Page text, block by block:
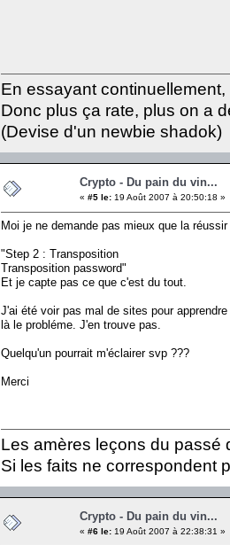
En essayant
Donc plus ça rate, plus on a
(Devise d'un newbie shadok)
Crypto - Du pain du vin...
« #5 le: 19 Août 2007 à 20:50:18 »
Moi je ne demande pas mieux que la
"Step 2 : Transposition
Transposition password"
Et je capte pas ce que c'est du tout.
J'ai été voir pas mal de sites pour
là le probléme. J'en trouve pas.
Quelqu'un pourrait m'éclairer svp ???
Merci
Les amères leçons du passé
Si les faits ne correspondent
Crypto - Du pain du vin...
« #6 le: 19 Août 2007 à 22:38:31 »